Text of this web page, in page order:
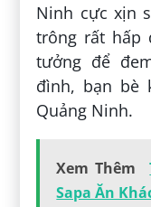
Ninh cực xịn
trông rất hấp
tưởng để
đình, bạn bè
Quảng Ninh.
Xem Thêm
Sapa Ăn